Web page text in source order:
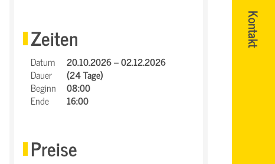
Kontakt
Zeiten
Datum
20.10.2026 – 02.12.2026
Dauer
(24 Tage)
Beginn
08:00
Ende
16:00
Preise